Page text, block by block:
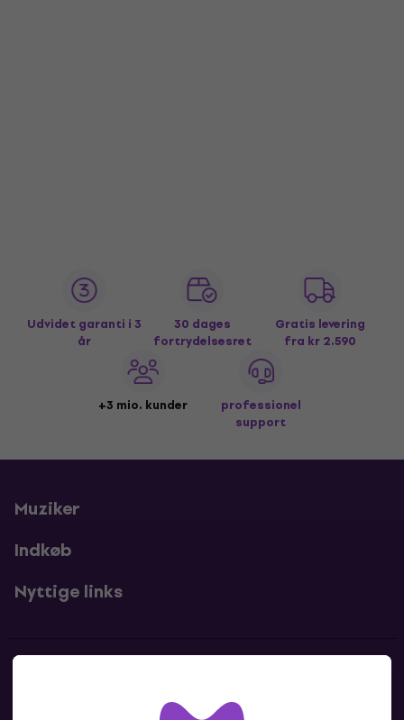
Udvidet garanti i 3
år
30 dages
fortrydelsesret
Gratis levering
fra kr 2.590
+3 mio. kunder
professionel
support
Muziker
Indkøb
Nyttige links